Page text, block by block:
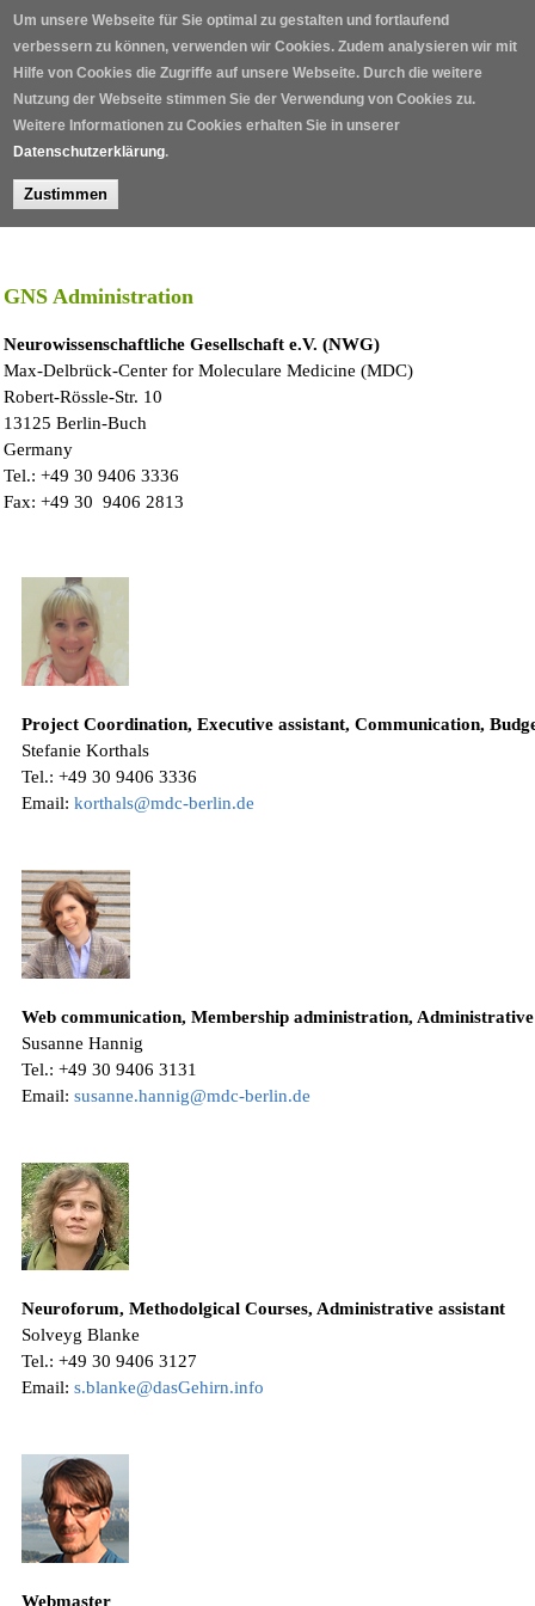
Um unsere Webseite für Sie optimal zu gestalten und fortlaufend
verbessern zu können, verwenden wir Cookies. Zudem analysieren wir mit
Hilfe von Cookies die Zugriffe auf unsere Webseite. Durch die weitere
Nutzung der Webseite stimmen Sie der Verwendung von Cookies zu.
Weitere Informationen zu Cookies erhalten Sie in unserer
Datenschutzerklärung.
Zustimmen
Skip to main content
Home /
GNS Administration
Neurowissenschaftliche Gesellschaft e.V. (NWG)
Max-Delbrück-Center for Moleculare Medicine (MDC)
Robert-Rössle-Str. 10
13125 Berlin-Buch
Germany
Tel.: +49 30 9406 3336
Fax: +49 30 9406 2813
Project Coordination, Executive assistant, Communication,
Stefanie Korthals
Tel.: +49 30 9406 3336
Email: korthals@mdc-berlin.de
Web communication, Membership administration,
Susanne Hannig
Tel.: +49 30 9406 3131
Email: susanne.hannig@mdc-berlin.de
Neuroforum, Methodolgical Courses, Administrative assistant
Solveyg Blanke
Tel.: +49 30 9406 3127
Email: s.blanke@dasGehirn.info
Webmaster